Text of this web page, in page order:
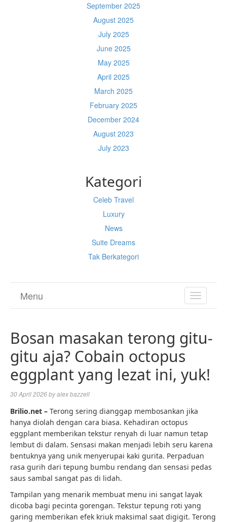
September 2025
August 2025
July 2025
June 2025
May 2025
April 2025
March 2025
February 2025
December 2024
August 2023
July 2023
Kategori
Celeb Travel
Luxury
News
Suite Dreams
Tak Berkategori
TOGGLE
Menu
Bosan masakan terong gitu-
gitu aja? Cobain octopus
eggplant yang lezat ini, yuk!
30 April 2026byalex bazzell
Brilio.net – Terong sering dianggap membosankan jika
hanya diolah dengan cara biasa. Kehadiran octopus
eggplant memberikan tekstur renyah di luar namun tetap
lembut di dalam. Sensasi makan menjadi lebih seru karena
bentuknya yang unik menyerupai kaki gurita. Perpaduan
rasa gurih dari tepung bumbu rendang dan sensasi pedas
saus sambal sangat pas di lidah.
Tampilan yang menarik membuat menu ini sangat layak
dicoba bagi pecinta gorengan. Tekstur tepung roti yang
garing memberikan efek kriuk maksimal saat digigit. Terong